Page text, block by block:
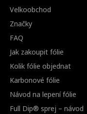
Velkoobchod
Značky
FAQ
Jak zakoupit fólie
Kolik fólie objednat
Karbonové fólie
Návod na lepení fólie
Full Dip® sprej – návod